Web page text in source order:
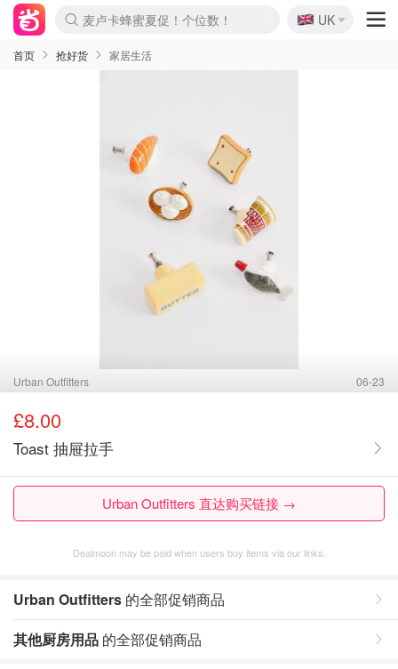
麦卢卡蜂蜜夏促！个位数！
Prada/Miu 4.8折！
啥？必胜客披萨5折！
🇬🇧
UK
首页 抢好货 家居生活
Urban Outfitters 06-23
£8.00
Toast 抽屉拉手
Urban Outfitters 直达购买链接 →
Dealmoon may be paid when users buy items via our links.
Urban Outfitters 的全部促销商品
其他厨房用品 的全部促销商品